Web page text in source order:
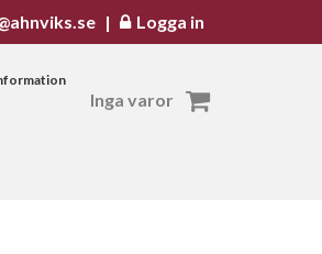
| Logga in
Inga varor